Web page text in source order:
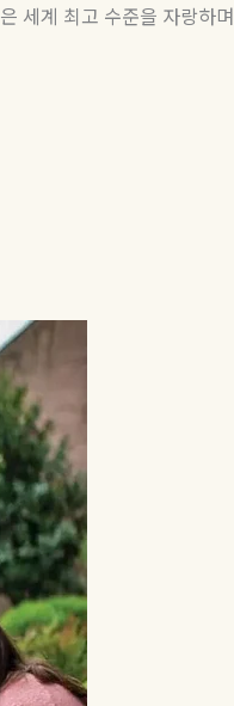
은 세계 최고 수준을 자랑하며